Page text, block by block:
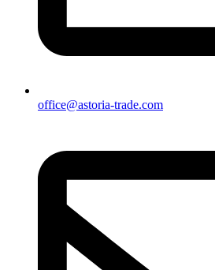
office@astoria-trade.com